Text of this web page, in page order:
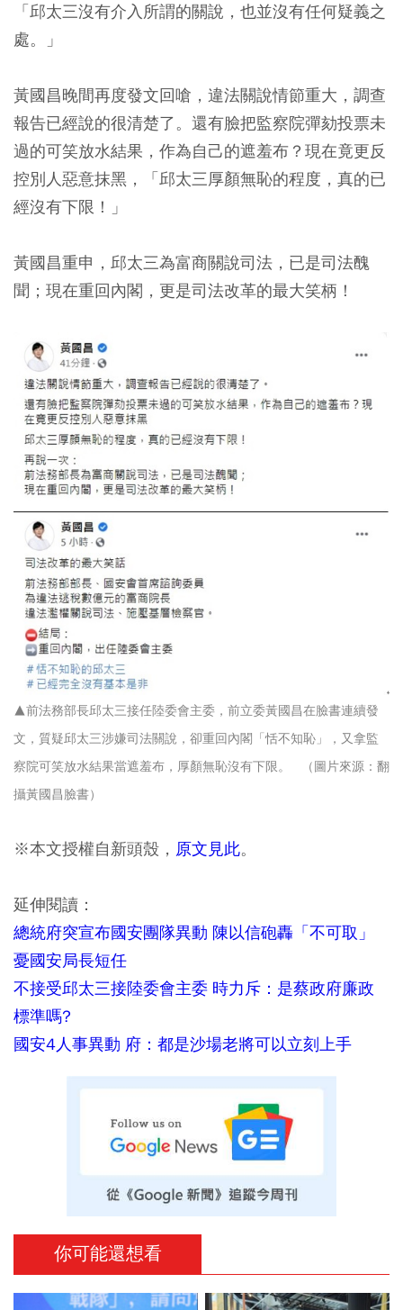
「邱太三沒有介入所謂的關說，也並沒有任何疑義之
處。」
黃國昌晚間再度發文回嗆，違法關說情節重大，調查
報告已經說的很清楚了。還有臉把監察院彈劾投票未
過的可笑放水結果，作為自己的遮羞布？現在竟更反
控別人惡意抹黑，「邱太三厚顏無恥的程度，真的已
經沒有下限！」
黃國昌重申，邱太三為富商關說司法，已是司法醜
聞；現在重回內閣，更是司法改革的最大笑柄！
▲前法務部長邱太三接任陸委會主委，前立委黃國昌在臉書連續發
文，質疑邱太三涉嫌司法關說，卻重回內閣「恬不知恥」，又拿監
察院可笑放水結果當遮羞布，厚顏無恥沒有下限。 （圖片來源：翻
攝黃國昌臉書）
※本文授權自新頭殼， 原文見此。
延伸閱讀：
總統府突宣布國安團隊異動 陳以信砲轟「不可取」
憂國安局長短任
不接受邱太三接陸委會主委 時力斥：是蔡政府廉政
標準嗎?
國安4人事異動 府：都是沙場老將可以立刻上手
你可能還想看